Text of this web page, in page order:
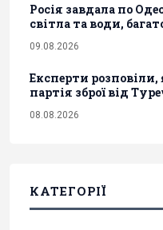
Росія завдала по
світла та води,
09.08.2026
Експерти
партія зброї від
08.08.2026
КАТЕГОРІЇ